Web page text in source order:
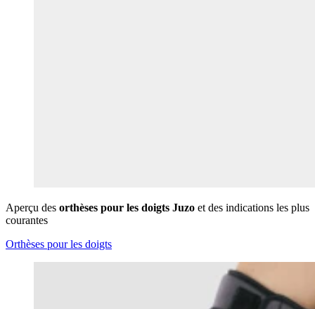
Aperçu des orthèses pour les doigts Juzo et des indications les plus
courantes
Orthèses pour les doigts